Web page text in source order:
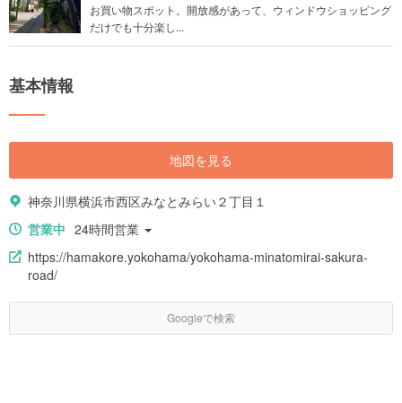
お買い物スポット。開放感があって、ウィンドウショッピング
だけでも十分楽し...
基本情報
地図を見る
神奈川県横浜市西区みなとみらい２丁目１
営業中 24時間営業
https://hamakore.yokohama/yokohama-minatomirai-sakura-
road/
Googleで検索